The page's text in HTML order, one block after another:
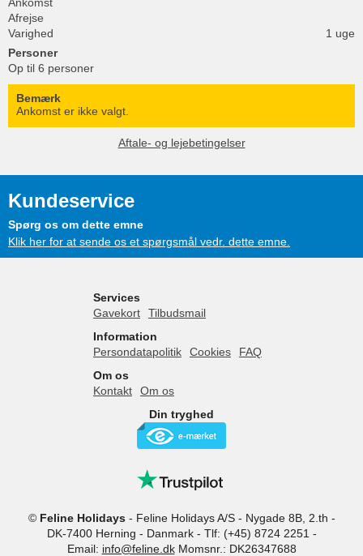
Ankomst
Afrejse
Varighed
1 uge
Personer
Op til 6 personer
Bemærk
Ankomst er ikke valgt.
Aftale- og lejebetingelser
Kundeservice
Spørg os om dette emne
Klik her for at sende os et spørgsmål vedr. dette emne.
Services
Gavekort
Tilbudsmail
Information
Persondatapolitik
Cookies
FAQ
Om os
Kontakt
Om os
Din tryghed
© Feline Holidays- Feline Holidays A/S- Nygade 8B, 2.th -
DK-7400 Herning - Danmark - Tlf: (+45) 8724 2251 -
Email: info@feline.dk Momsnr.: DK26347688